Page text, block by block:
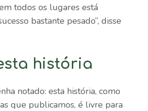
todos os lugares está
bastante pesado”, disse
história
notado: esta história, como
que publicamos, é livre para